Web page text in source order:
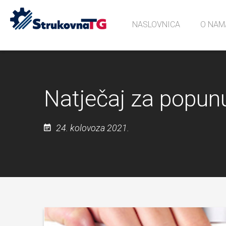
NASLOVNICA O
Natječaj za
24. kolovoza 2021.